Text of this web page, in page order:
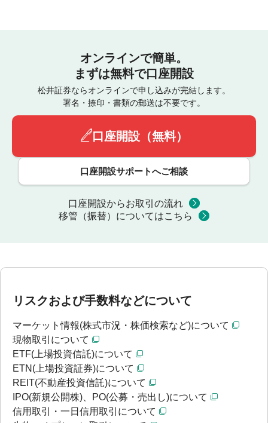
オンラインで簡単。
まずは無料で口座開設
松井証券ならオンラインで申し込みが完結します。
署名・捺印・書類の郵送は不要です。
口座開設（無料）
口座開設サポートへご相談
口座開設からお取引の流れ
移管（振替）についてはこちら
リスクおよび手数料などについて
マーケット情報(株式市況・株価検索など)について
現物取引について
ETF(上場投資信託)について
ETN(上場投資証券)について
REIT(不動産投資信託)について
IPO(新規公開株)、PO(公募・売出し)について
信用取引・一日信用取引について